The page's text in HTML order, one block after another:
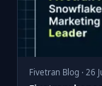
Fivetran Blog · 26